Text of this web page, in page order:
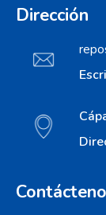
Dirección